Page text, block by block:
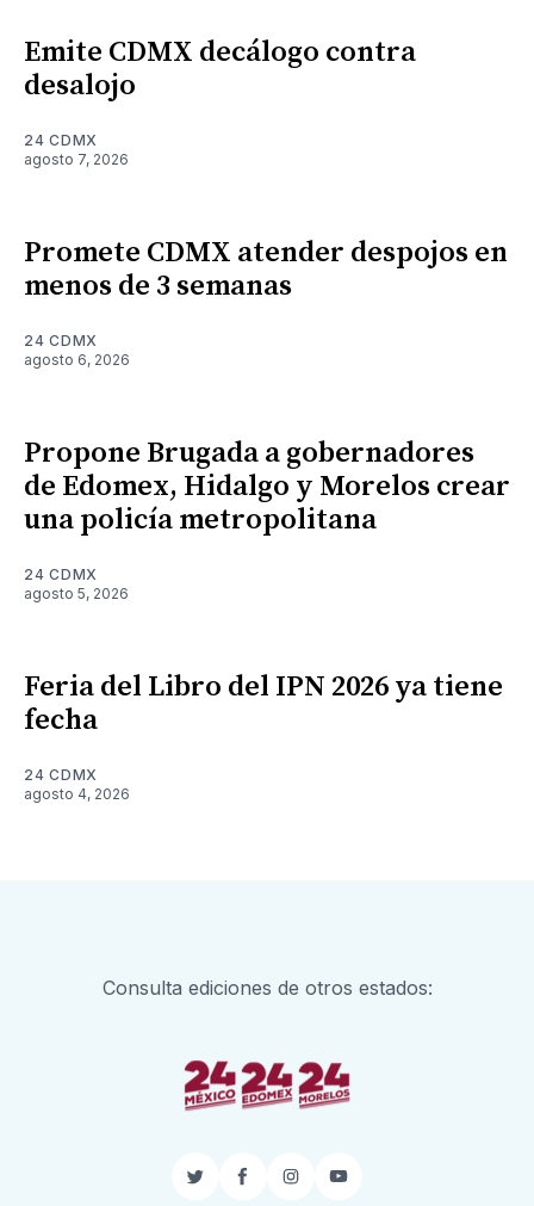
Emite CDMX decálogo contra
desalojo
24 CDMX
agosto 7, 2026
Promete CDMX atender despojos en
menos de 3 semanas
24 CDMX
agosto 6, 2026
Propone Brugada a gobernadores
de Edomex, Hidalgo y Morelos crear
una policía metropolitana
24 CDMX
agosto 5, 2026
Feria del Libro del IPN 2026 ya tiene
fecha
24 CDMX
agosto 4, 2026
Consulta ediciones de otros estados:
TwitterFacebook
InstagramYouTube